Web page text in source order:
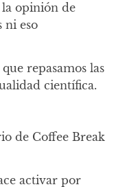
opinión de
ni eso
repasamos las
científica.
de Coffee Break
activar por